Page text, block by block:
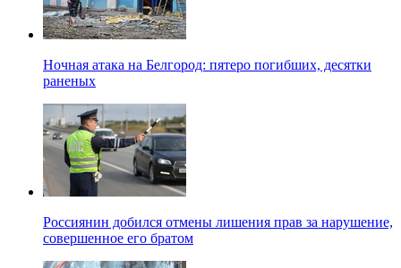
Ночная атака на Белгород: пятеро погибших, десятки
раненых
Россиянин добился отмены лишения прав за нарушение,
совершенное его братом